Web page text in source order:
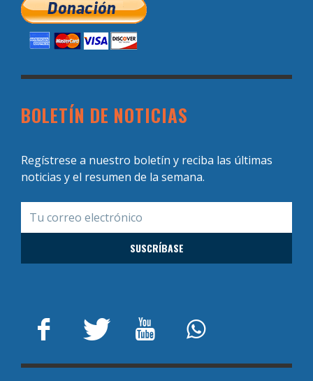
BOLETÍN DE NOTICIAS
Regístrese a nuestro boletín y reciba las últimas
noticias y el resumen de la semana.